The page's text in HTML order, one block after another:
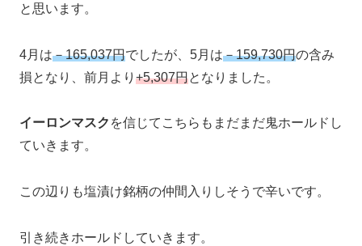
と思います。
4月は－165,037円でしたが、5月は－159,730円の含み
損となり、前月より +5,307円となりました。
イーロンマスク を信じてこちらもまだまだ鬼ホールドし
ていきます。
この辺りも塩漬け銘柄の仲間入りしそうで辛いです。
引き続きホールドしていきます。